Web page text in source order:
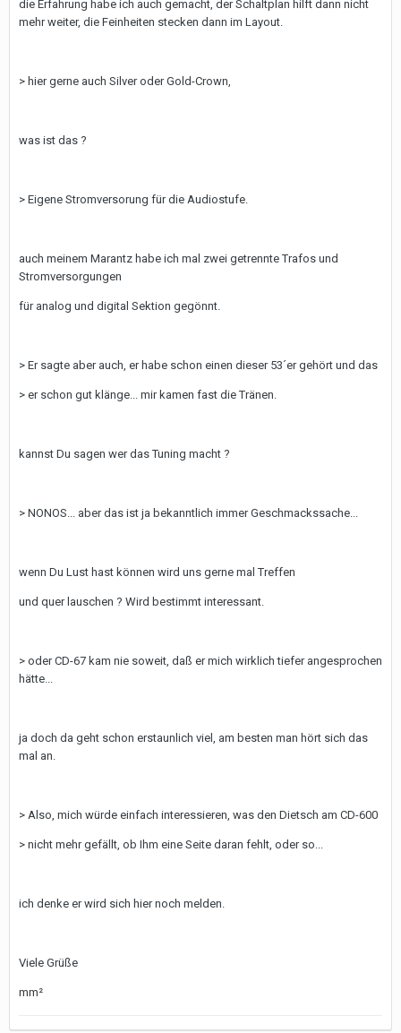
die Erfahrung habe ich auch gemacht, der Schaltplan hilft dann nicht
mehr weiter, die Feinheiten stecken dann im Layout.
> hier gerne auch Silver oder Gold-Crown,
was ist das ?
> Eigene Stromversorung für die Audiostufe.
auch meinem Marantz habe ich mal zwei getrennte Trafos und
Stromversorgungen
für analog und digital Sektion gegönnt.
> Er sagte aber auch, er habe schon einen dieser 53´er gehört und das
> er schon gut klänge... mir kamen fast die Tränen.
kannst Du sagen wer das Tuning macht ?
> NONOS... aber das ist ja bekanntlich immer Geschmackssache...
wenn Du Lust hast können wird uns gerne mal Treffen
und quer lauschen ? Wird bestimmt interessant.
> oder CD-67 kam nie soweit, daß er mich wirklich tiefer angesprochen
hätte...
ja doch da geht schon erstaunlich viel, am besten man hört sich das
mal an.
> Also, mich würde einfach interessieren, was den Dietsch am CD-600
> nicht mehr gefällt, ob Ihm eine Seite daran fehlt, oder so...
ich denke er wird sich hier noch melden.
Viele Grüße
mm²